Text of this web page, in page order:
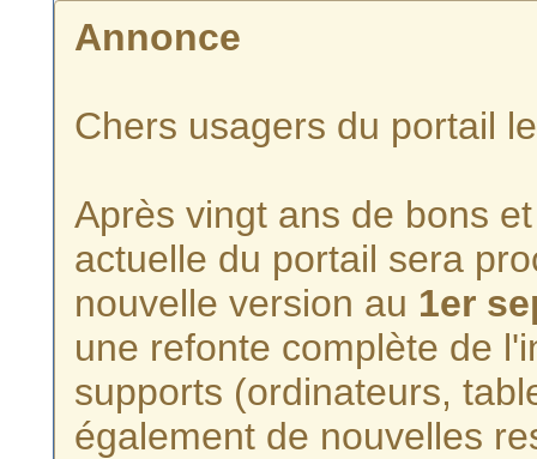
Annonce
Chers usagers du portail
Après vingt ans de bons
actuelle du portail sera
nouvelle version au 1er
une refonte complète de
supports (ordinateurs,
également de nouvelles